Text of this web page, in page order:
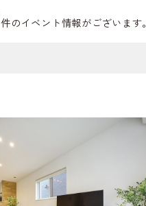
件のイベント情報がございます。